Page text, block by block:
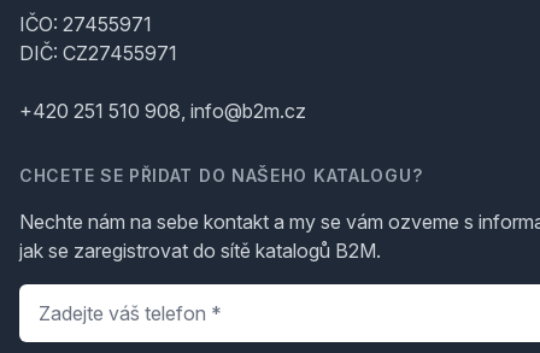
IČO: 27455971
DIČ: CZ27455971
+420 251 510 908, info@b2m.cz
CHCETE SE PŘIDAT DO NAŠEHO KATALOGU?
Nechte nám na sebe kontakt a my se vám ozveme s
jak se zaregistrovat do sítě katalogů B2M.
Telefon